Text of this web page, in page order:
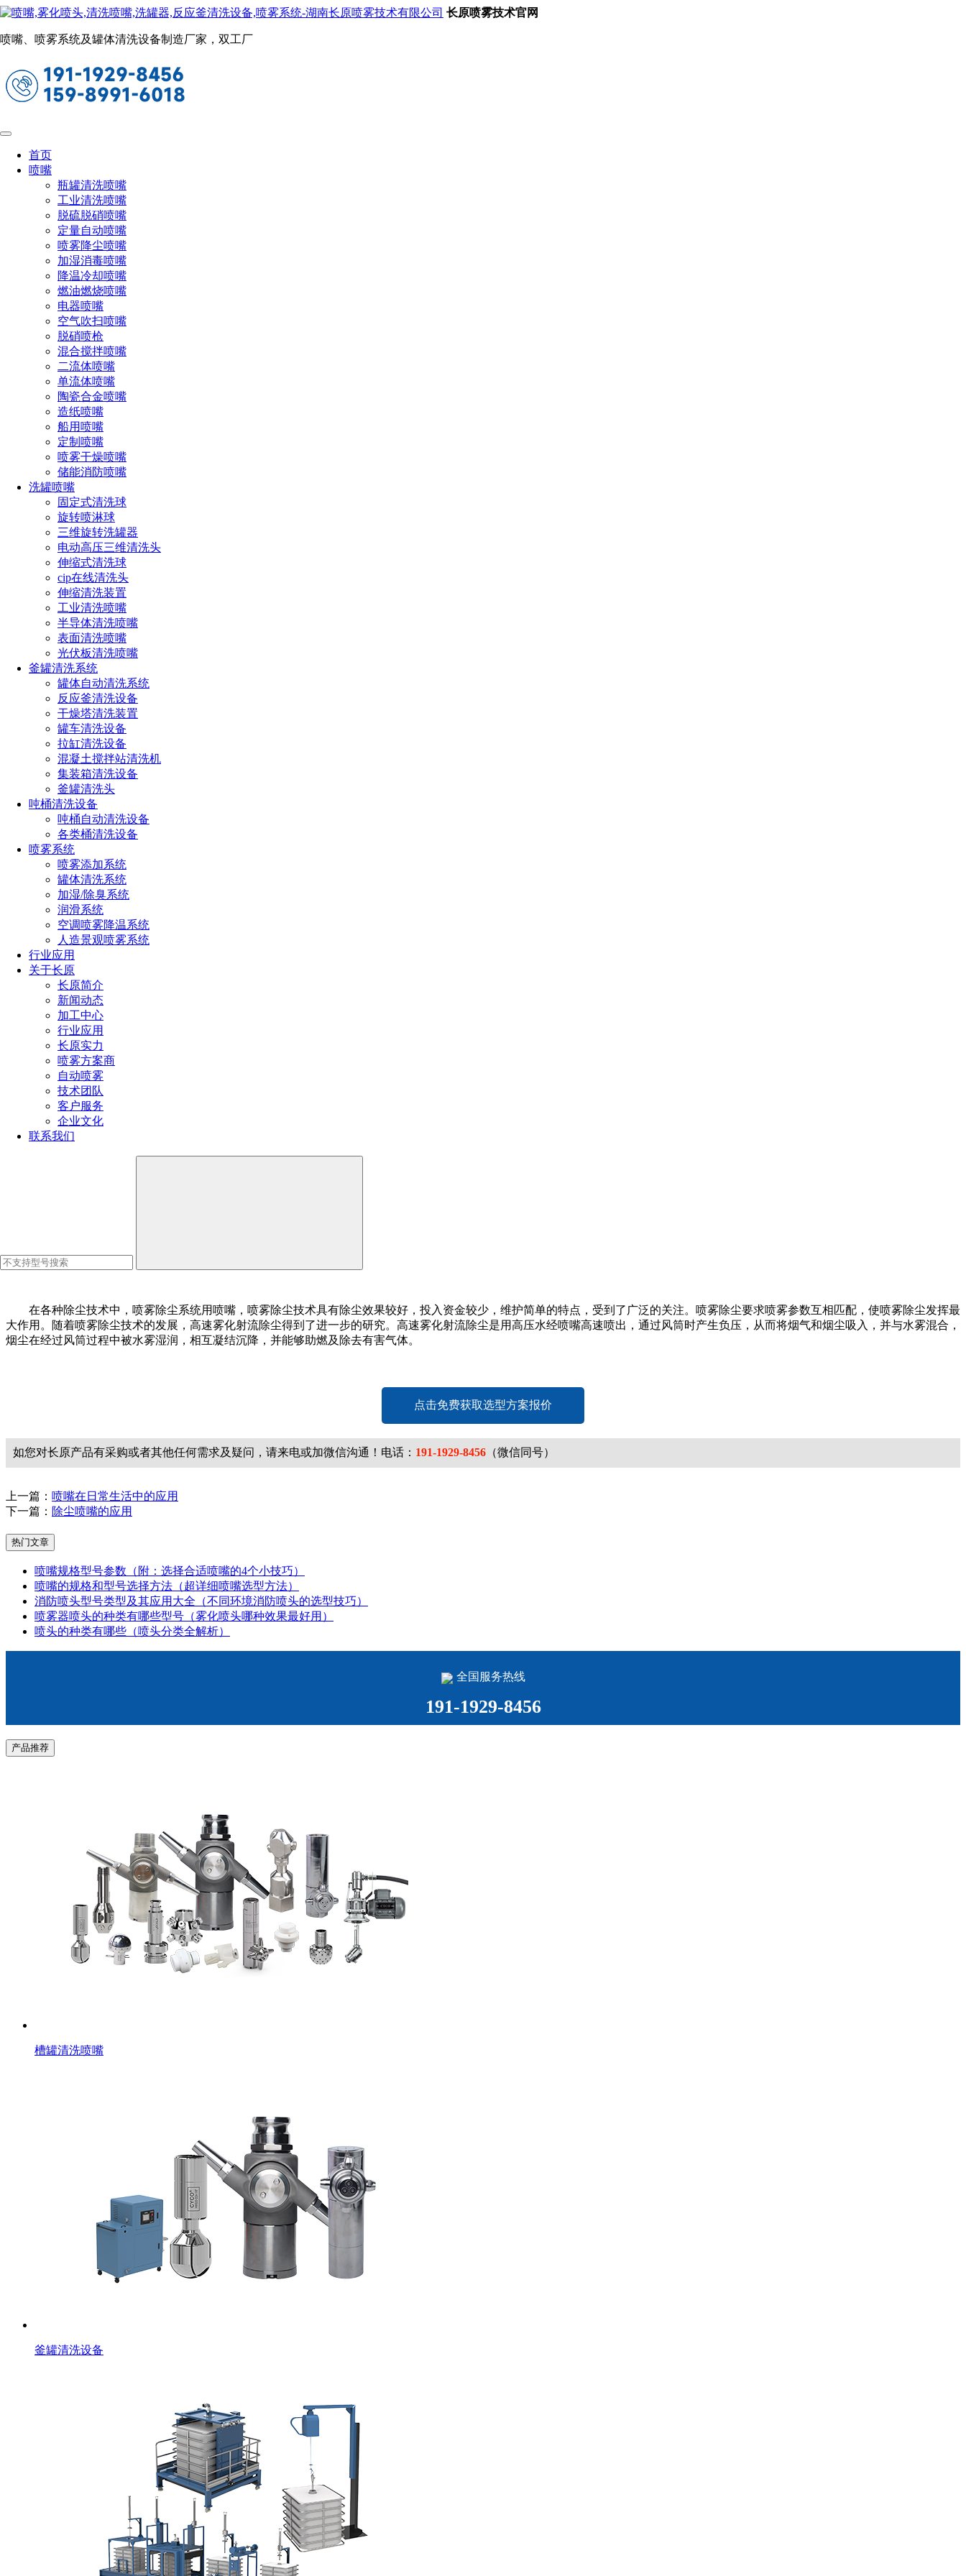
长原喷雾技术官网
喷嘴、喷雾系统及罐体清洗设备制造厂家，双工厂
首页
喷嘴
瓶罐清洗喷嘴
工业清洗喷嘴
脱硫脱硝喷嘴
定量自动喷嘴
喷雾降尘喷嘴
加湿消毒喷嘴
降温冷却喷嘴
燃油燃烧喷嘴
电器喷嘴
空气吹扫喷嘴
脱硝喷枪
混合搅拌喷嘴
二流体喷嘴
单流体喷嘴
陶瓷合金喷嘴
造纸喷嘴
船用喷嘴
定制喷嘴
喷雾干燥喷嘴
储能消防喷嘴
洗罐喷嘴
固定式清洗球
旋转喷淋球
三维旋转洗罐器
电动高压三维清洗头
伸缩式清洗球
cip在线清洗头
伸缩清洗装置
工业清洗喷嘴
半导体清洗喷嘴
表面清洗喷嘴
光伏板清洗喷嘴
釜罐清洗系统
罐体自动清洗系统
反应釜清洗设备
干燥塔清洗装置
罐车清洗设备
拉缸清洗设备
混凝土搅拌站清洗机
集装箱清洗设备
釜罐清洗头
吨桶清洗设备
吨桶自动清洗设备
各类桶清洗设备
喷雾系统
喷雾添加系统
罐体清洗系统
加湿/除臭系统
润滑系统
空调喷雾降温系统
人造景观喷雾系统
行业应用
关于长原
长原简介
新闻动态
加工中心
行业应用
长原实力
喷雾方案商
自动喷雾
技术团队
客户服务
企业文化
联系我们
新闻动态
2022-09-19 17:03:08 阅读量：1012
生产性粉尘是专指在人类的生产活动中产生的能够较长时间漂浮于作业场所（生产环境）中的固体微粒。
生产性粉尘的分类
无机粉尘－矿物性粉尘
矽尘－一般指含游离Si0210%以上的矿物粉尘
矽酸盐尘－如：石棉、水泥、滑石、云母、高岭土
含炭粉尘－煤尘、石墨、炭黑等
金属粉尘－金属冶炼、电焊、切削、抛光
人工无机粉尘－玻璃纤维、金刚砂、矿物棉
有机粉尘(含动物性粉尘、植物性粉尘、人工合成有机粉尘
混合性粉尘－无机与有机粉尘的混合尘。
生产性粉尘的来源根据生产方式分类
固体物质的机械加工：粉碎、钻孔、研磨、切割等
固体物质的不完全燃烧：燃煤产生的煤烟雾
固体加热时蒸汽的凝结：金属冶炼、铸造、电焊
固体粉末的包装、搬运、混合、过筛等
产生粉尘的行业
矿山开采业：金属矿山和非金属矿山的开采
机械加工业：铸造业
冶炼业：炼铁、炼钢等的矿石的粉碎、烧结、选矿
筑路业：铁路、公路修建中的隧道开凿及铺路
除尘、静电除尘、机械除尘、空气过滤以及湿法喷雾除尘等技术。这些除尘技术都以作用力为理论基础，但由于它们都有各自的缺陷,推广应用受到了限制。
在各种除尘技术中，喷雾除尘系统用喷嘴，喷雾除尘技术具有除尘效果较好，投入资金较少，维护简单的特点，受到了广泛的关注。喷雾除尘要求喷雾参数互相匹配，使喷雾除尘发挥最
大作用。随着喷雾除尘技术的发展，高速雾化射流除尘得到了进一步的研究。高速雾化射流除尘是用高压水经喷嘴高速喷出，通过风筒时产生负压，从而将烟气和烟尘吸入，并与水雾混合，
烟尘在经过风筒过程中被水雾湿润，相互凝结沉降，并能够助燃及除去有害气体。
点击免费获取选型方案报价
如您对长原产品有采购或者其他任何需求及疑问，请来电或加微信沟通！电话： 191-1929-8456 （微信同号）
上一篇： 喷嘴在日常生活中的应用
下一篇： 除尘喷嘴的应用
热门文章
喷嘴规格型号参数（附：选择合适喷嘴的4个小技巧）
喷嘴的规格和型号选择方法（超详细喷嘴选型方法）
消防喷头型号类型及其应用大全（不同环境消防喷头的选型技巧）
喷雾器喷头的种类有哪些型号（雾化喷头哪种效果最好用）
喷头的种类有哪些（喷头分类全解析）
全国服务热线
191-1929-8456
产品推荐
槽罐清洗喷嘴
釜罐清洗设备